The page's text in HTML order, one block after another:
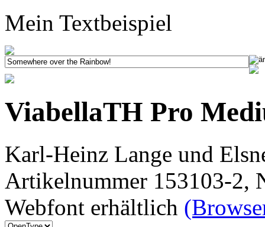
Mein Textbeispiel
ViabellaTH Pro
Karl-Heinz Lange und
Artikelnummer 153103-2,
Webfont erhältlich